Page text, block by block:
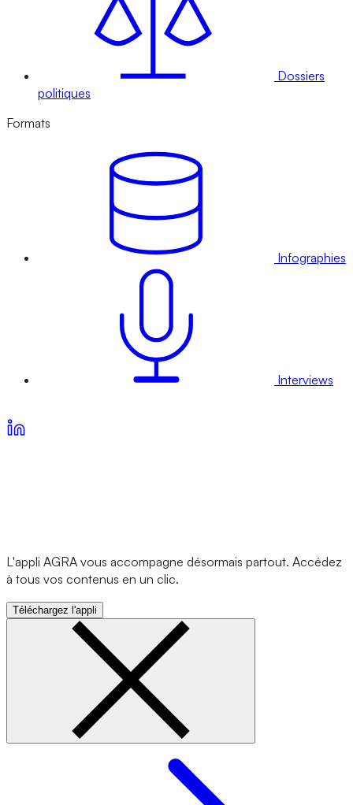
Dossiers
politiques
Formats
Infographies
Interviews
L'appli AGRA vous accompagne désormais partout. Accédez
à tous vos contenus en un clic.
Téléchargez l'appli